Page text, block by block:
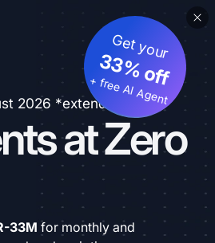
2026 *extended
at Zero
Get your
33% off
+ free AI Agent
33M for monthly and